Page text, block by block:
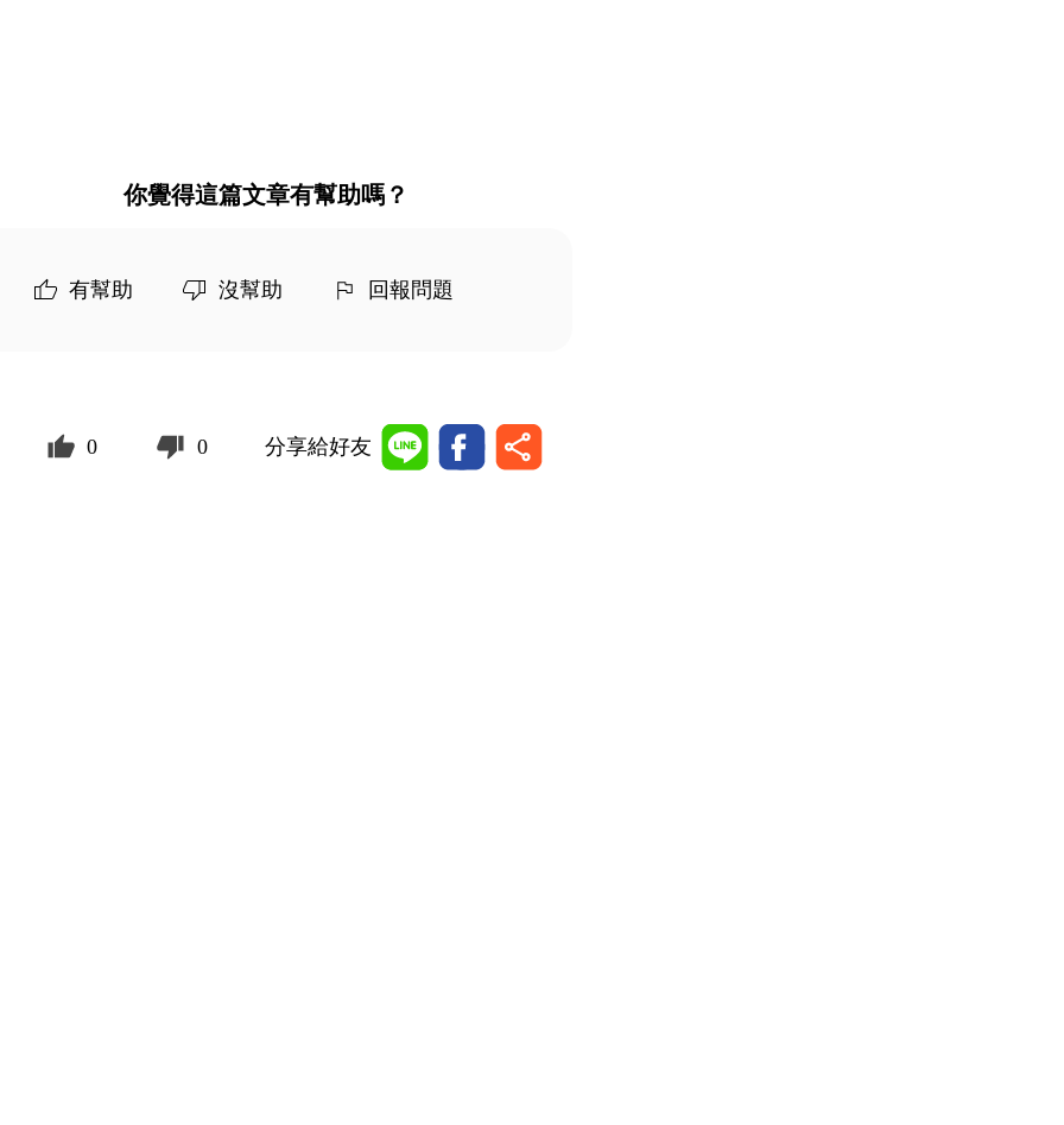
你覺得這篇文章有幫助嗎？
有幫助 沒幫助 回報問題
0 0 分享給好友